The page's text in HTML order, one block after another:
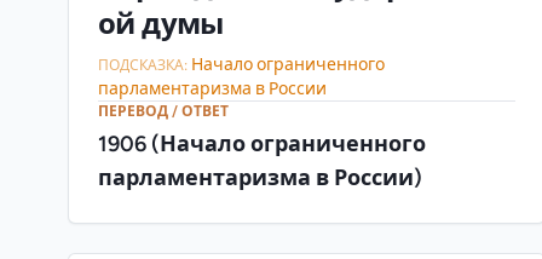
ой думы
ПОДСКАЗКА: Начало ограниченного
парламентаризма в России
ПЕРЕВОД / ОТВЕТ
1906 (Начало ограниченного
парламентаризма в России)